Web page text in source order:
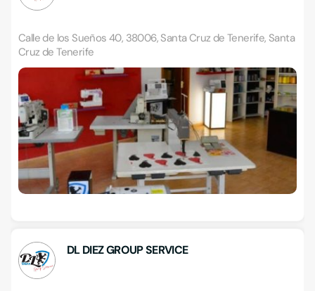
Calle de los Sueños 40, 38006, Santa Cruz de Tenerife, Santa
Cruz de Tenerife
DL DIEZ GROUP SERVICE